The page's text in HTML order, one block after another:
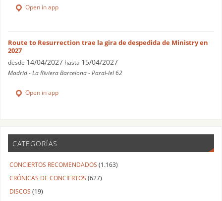
Open in app
Route to Resurrection trae la gira de despedida de Ministry en
2027
desde 14/04/2027 hasta 15/04/2027
Madrid - La Riviera Barcelona - Paral-lel 62
Open in app
CATEGORÍAS
CONCIERTOS RECOMENDADOS (1.163)
CRÓNICAS DE CONCIERTOS (627)
DISCOS (19)